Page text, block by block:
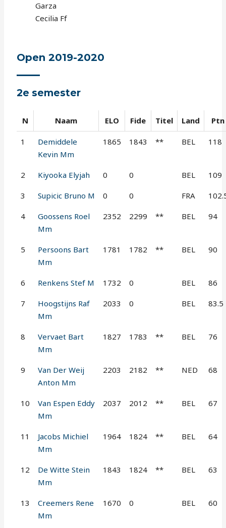
Garza
Cecilia Ff
Open 2019-2020
2e semester
N Naam ELO Fide Titel Land Ptn
1
Demiddele
Kevin Mm
1865 1843 ** BEL 118
2 Kiyooka Elyjah 0 0 BEL 109
3 Supicic Bruno M 0 0 FRA
4
Goossens Roel
Mm
2352 2299 ** BEL 94
5
Persoons Bart
Mm
1781 1782 ** BEL 90
6 Renkens Stef M 1732 0 BEL 86
7
Hoogstijns Raf
Mm
2033 0 BEL 83.5
8
Vervaet Bart
Mm
1827 1783 ** BEL 76
9
Van Der Weij
Anton Mm
2203 2182 ** NED 68
10
Van Espen Eddy
Mm
2037 2012 ** BEL 67
11
Jacobs Michiel
Mm
1964 1824 ** BEL 64
12
De Witte Stein
Mm
1843 1824 ** BEL 63
13
Creemers Rene
Mm
1670 0 BEL 60